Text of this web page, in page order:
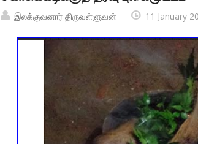
இலக்குவனார் திருவள்ளுவன் 11 January